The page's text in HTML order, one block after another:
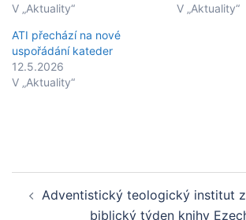
V „Aktuality“
V „Aktuality“
ATI přechází na nové
uspořádání kateder
12.5.2026
V „Aktuality“
navigation
Adventistický teologický institut
biblický týden knihy